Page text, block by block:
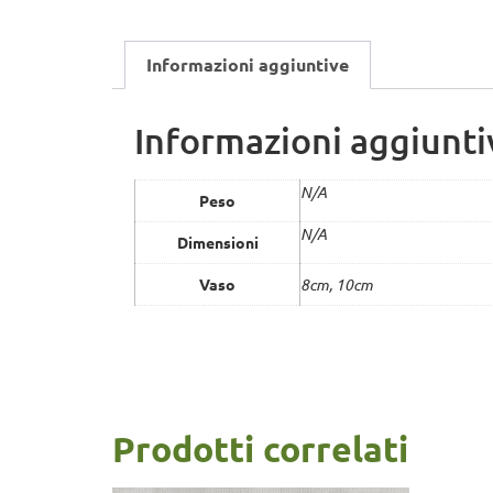
Informazioni aggiuntive
Informazioni
Peso N/A
Dimensioni N/A
Vaso 8cm, 10cm
Prodotti correlati